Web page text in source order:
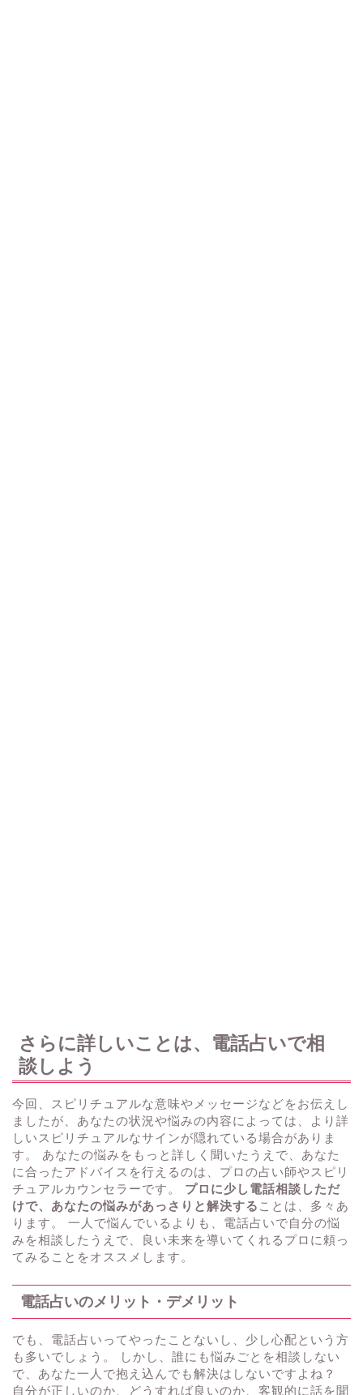
さらに詳しいことは、電話占いで相
談しよう
今回、スピリチュアルな意味やメッセージなどをお伝えし
ましたが、あなたの状況や悩みの内容によっては、より詳
しいスピリチュアルなサインが隠れている場合がありま
す。 あなたの悩みをもっと詳しく聞いたうえで、あなた
に合ったアドバイスを行えるのは、プロの占い師やスピリ
チュアルカウンセラーです。 プロに少し電話相談しただ
けで、あなたの悩みがあっさりと解決する ことは、多々あ
ります。 一人で悩んでいるよりも、電話占いで自分の悩
みを相談したうえで、良い未来を導いてくれるプロに頼っ
てみることをオススメします。
電話占いのメリット・デメリット
でも、電話占いってやったことないし、少し心配という方
も多いでしょう。 しかし、誰にも悩みごとを相談しない
で、あなた一人で抱え込んでも解決はしないですよね？
自分が正しいのか、どうすれば良いのか、客観的に話を聞